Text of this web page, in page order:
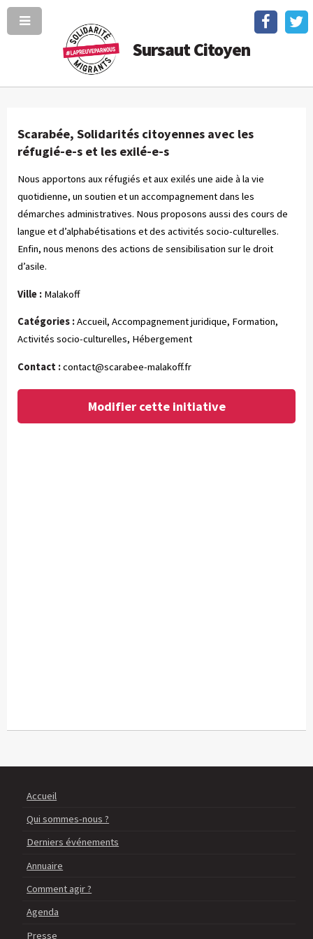
Sursaut Citoyen
Scarabée, Solidarités citoyennes avec les
réfugié-e-s et les exilé-e-s
Nous apportons aux réfugiés et aux exilés une aide à la vie
quotidienne, un soutien et un accompagnement dans les
démarches administratives. Nous proposons aussi des cours de
langue et d’alphabétisations et des activités socio-culturelles.
Enfin, nous menons des actions de sensibilisation sur le droit
d’asile.
Ville : Malakoff
Catégories :Accueil, Accompagnement juridique, Formation,
Activités socio-culturelles, Hébergement
Contact :contact@scarabee-malakoff.fr
Modifier cette initiative
Accueil
Qui sommes-nous ?
Derniers événements
Annuaire
Comment agir ?
Agenda
Presse